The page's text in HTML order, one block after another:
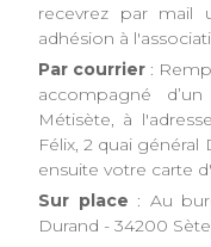
recevrez par mail
adhésion à
Par courrier :
accompagné
Métisète, à
Félix, 2 quai général
ensuite votre carte
Sur place : Au
Durand - 34200 Sète